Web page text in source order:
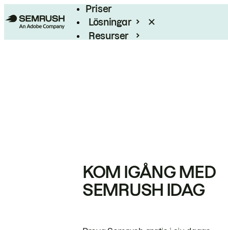
Priser
Lösningar
Resurser
KOM IGÅNG MED
SEMRUSH IDAG